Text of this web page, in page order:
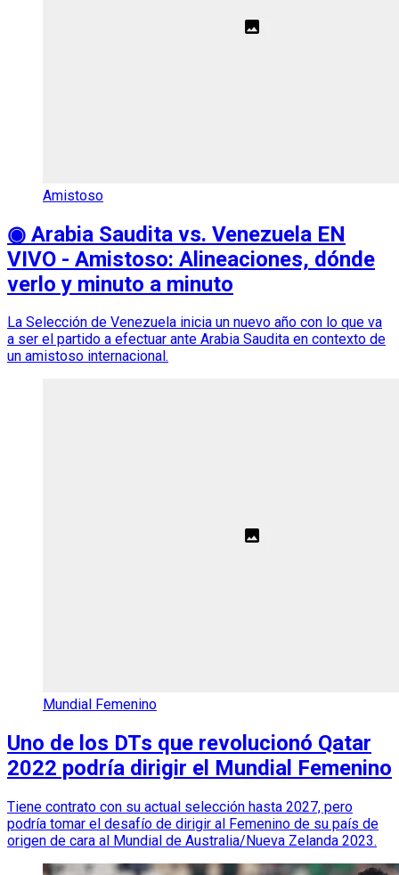
Amistoso
◉ Arabia Saudita vs. Venezuela EN
VIVO - Amistoso: Alineaciones, dónde
verlo y minuto a minuto
La Selección de Venezuela inicia un nuevo año con lo que va
a ser el partido a efectuar ante Arabia Saudita en contexto de
un amistoso internacional.
Mundial Femenino
Uno de los DTs que revolucionó Qatar
2022 podría dirigir el Mundial Femenino
Tiene contrato con su actual selección hasta 2027, pero
podría tomar el desafío de dirigir al Femenino de su país de
origen de cara al Mundial de Australia/Nueva Zelanda 2023.